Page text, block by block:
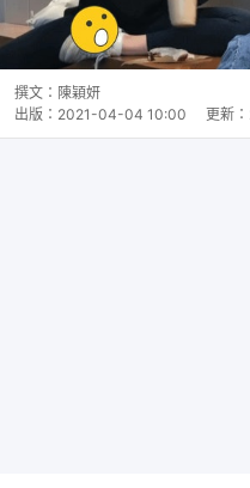
撰文： 陳穎妍
出版： 2021-04-04 10:00 更新：